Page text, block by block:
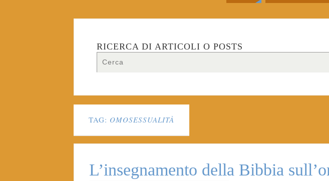
RICERCA DI ARTICOLI O POSTS
TAG: OMOSESSUALITÀ
L’insegnamento della Bibbia